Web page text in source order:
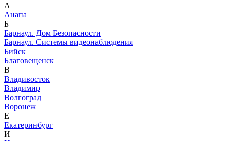
А
Анапа
Б
Барнаул. Дом Безопасности
Барнаул. Системы видеонаблюдения
Бийск
Благовещенск
В
Владивосток
Владимир
Волгоград
Воронеж
Е
Екатеринбург
И